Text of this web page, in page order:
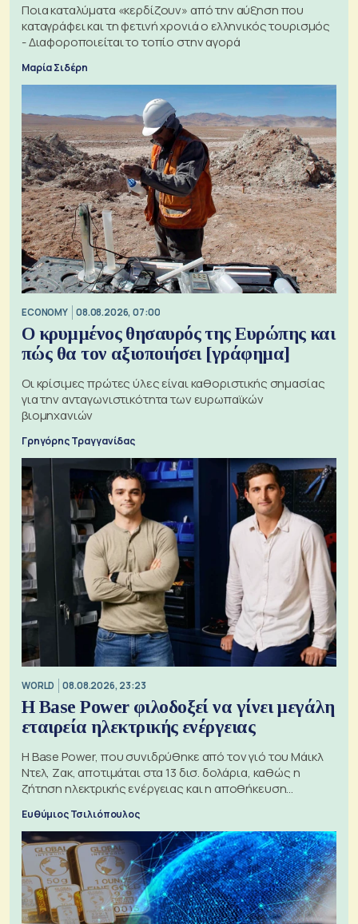
Ποια καταλύματα «κερδίζουν» από την αύξηση που
καταγράφει και τη φετινή χρονιά ο ελληνικός τουρισμός
- Διαφοροποιείται το τοπίο στην αγορά
Μαρία Σιδέρη
ECONOMY 08.08.2026, 07:00
Ο κρυμμένος θησαυρός της Ευρώπης και
πώς θα τον αξιοποιήσει [γράφημα]
Οι κρίσιμες πρώτες ύλες είναι καθοριστικής σημασίας
για την ανταγωνιστικότητα των ευρωπαϊκών
βιομηχανιών
Γρηγόρης Τραγγανίδας
WORLD 08.08.2026, 23:23
Η Base Power φιλοδοξεί να γίνει μεγάλη
εταιρεία ηλεκτρικής ενέργειας
Η Base Power, που συνιδρύθηκε από τον γιό του Μάικλ
Ντελ, Ζακ, αποτιμάται στα 13 δισ. δολάρια, καθώς η
ζήτηση ηλεκτρικής ενέργειας και η αποθήκευση
Ευθύμιος Τσιλιόπουλος